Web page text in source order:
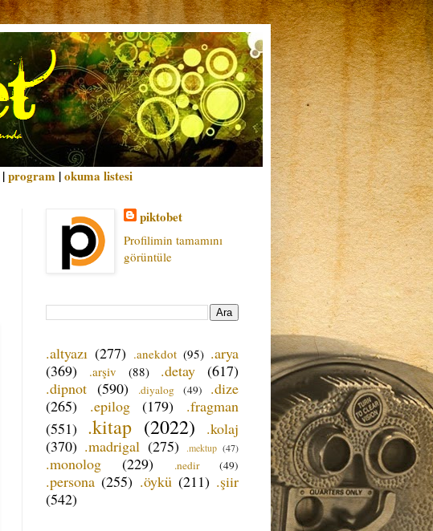
|program |okuma listesi
piktobet
Profilimin tamamını
görüntüle
.altyazı (277) .anekdot (95) .arya
(369)
.arşiv (88) .detay
(617)
.dipnot (590) .diyalog (49)
.dize
(265)
.epilog (179)
.fragman
(551) .kitap (2022)
.kolaj
(370) .madrigal (275) .mektup (47)
.monolog (229) .nedir (49)
.persona (255) .öykü (211) .şiir
(542)